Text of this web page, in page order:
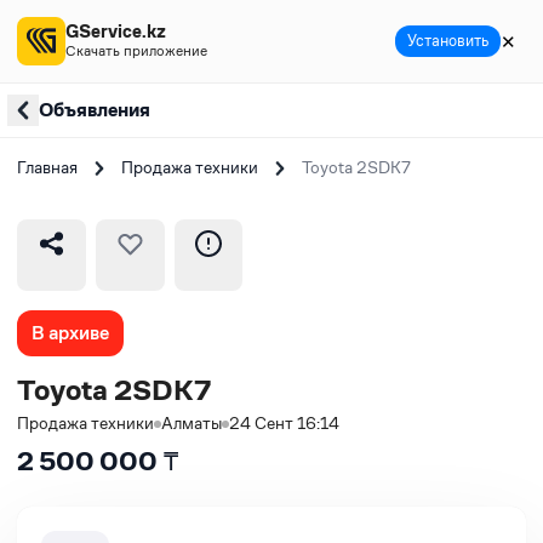
Объявления
Главная Продажа техники Toyota 2SDK7
В архиве
Toyota 2SDK7
Продажа техники Алматы 24 Сент 16:14
2 500 000 ₸
GService.kz
Скачать приложение Установить ✕